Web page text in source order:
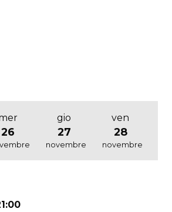
26
gio
27
novembre
ven
28
novembre